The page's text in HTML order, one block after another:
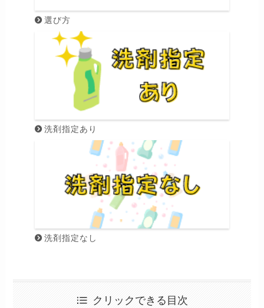
選び方
洗剤指定あり
洗剤指定なし
クリックできる目次